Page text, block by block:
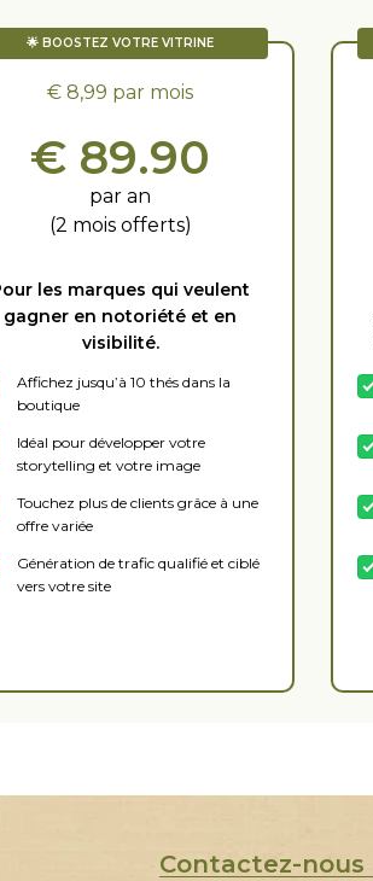
🌟 BOOSTEZ VOTRE VITRINE
€ 8,99 par mois
€ 89.90
par an
(2 mois offerts)
les marques qui veulent
gagner en notoriété et en
visibilité.
Affichez jusqu’à 10 thés dans la
boutique
Idéal pour développer votre
storytelling et votre image
Touchez plus de clients grâce à une
offre variée
Génération de trafic qualifié et ciblé
vers votre site
Contactez-nous